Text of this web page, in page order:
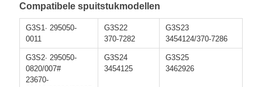
Compatibele spuitstukmodellen
G3S1∙ 295050-
0011
G3S22
370-7282
G3S23
3454124/370-7286
G3S2∙ 295050-
0820/007#
23670-
G3S24
3454125
G3S25
3462926